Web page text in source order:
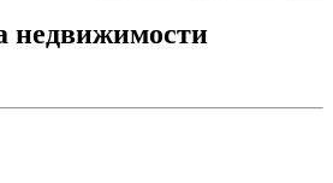
недвижимости